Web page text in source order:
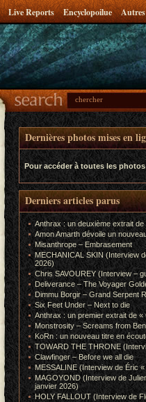
Live Reports Encyclopoilue
Dernières photos mises en
Pour accéder à toutes les
Derniers articles parus
Anthrax : un deuxième extrait
Amon Amarth dévoile un
Misanthrope – Embrasement
MECHANICAL SKIN (Interview
2026)
Chris SAVOUREY (Interview –
Deliverance – The Voyager
Dimmu Borgir – Grand Serpent
Six Feet Under – Next to die
Anthrax : un premier extrait de
Monstrosity – Screams from
KoRn : un nouveau titre en
TOWARD THE THRONE
Clawfinger – Before we all die
MESSALINE (Interview de Éric
MAGOYOND (Interview de
janvier 2026)
HOLY FALLOUT (Interview de